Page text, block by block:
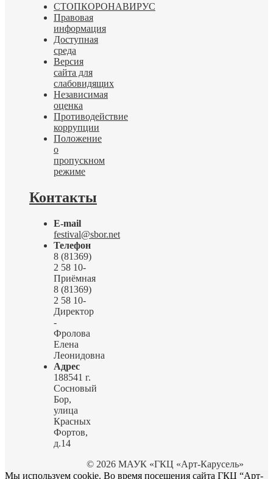
СТОПКОРОНАВИРУС
Правовая
информация
Доступная
среда
Версия
сайта для
слабовидящих
Независимая
оценка
Противодействие
коррупции
Положение
о
пропускном
режиме
Контакты
E-mail
festival@sbor.net
Телефон
8 (81369)
2 58 10-
Приёмная
8 (81369)
2 58 10-
Директор
-
Фролова
Елена
Леонидовна
Адрес
188541 г.
Сосновый
Бор,
улица
Красных
Фортов,
д.14
© 2026 МАУК «ГКЦ «Арт-Карусель»
Мы используем cookie. Во время посещения сайта ГКЦ “Арт-